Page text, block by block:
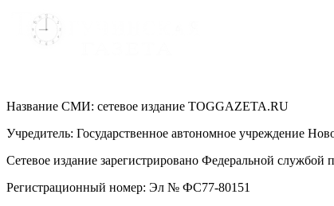
Название СМИ: cетевое издание TOGGAZETA.RU
Учредитель: Государственное автономное учреждение
Сетевое издание зарегистрировано Федеральной
Регистрационный номер: Эл № ФС77-80151